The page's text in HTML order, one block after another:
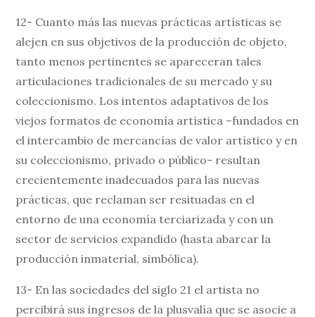
12- Cuanto más las nuevas prácticas artísticas se
alejen en sus objetivos de la producción de objeto,
tanto menos pertinentes se apareceran tales
articulaciones tradicionales de su mercado y su
coleccionismo. Los intentos adaptativos de los
viejos formatos de economía artística –fundados en
el intercambio de mercancías de valor artístico y en
su coleccionismo, privado o público- resultan
crecientemente inadecuados para las nuevas
prácticas, que reclaman ser resituadas en el
entorno de una economía terciarizada y con un
sector de servicios expandido (hasta abarcar la
producción inmaterial, simbólica).
13- En las sociedades del siglo 21 el artista no
percibirá sus ingresos de la plusvalía que se asocie a